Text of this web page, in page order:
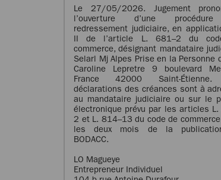
Le 27/05/2026. Jugement
l’ouverture d’une
redressement judiciaire, en
II de l’article L. 681–2 du
commerce, désignant mandataire
Selarl Mj Alpes Prise en la Personne
Caroline Lepretre 9 boulevard
France 42000 Saint-
déclarations des créances sont à
au mandataire judiciaire ou sur le
électronique prévu par les articles
2 et L. 814–13 du code de
les deux mois de la
BODACC.
LO Magueye
Entrepreneur Individuel